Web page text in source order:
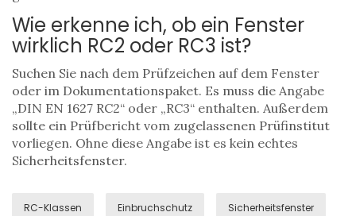
Wie erkenne ich, ob ein Fenster
wirklich RC2 oder RC3 ist?
Suchen Sie nach dem Prüfzeichen auf dem Fenster
oder im Dokumentationspaket. Es muss die Angabe
„DIN EN 1627 RC2“ oder „RC3“ enthalten. Außerdem
sollte ein Prüfbericht vom zugelassenen Prüfinstitut
vorliegen. Ohne diese Angabe ist es kein echtes
Sicherheitsfenster.
RC-Klassen Einbruchschutz Sicherheitsfenster